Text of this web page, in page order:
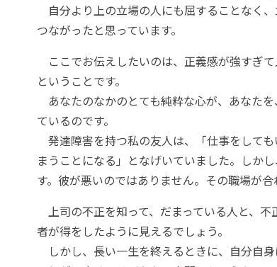
自分より上の立場の人にも屈することなく
つながったと思っています。
ここでお伝えしたいのは、正義感が強すぎ
ということです。
あなたのなかのとても純粋な心が、あなた
ているのです。
発達障害を持つ私の友人は、「仕事をして
まうことになる」となげいていました。しか
す。彼が悪いのではありません。その職場が合
上司の不正を知って、だまっている人と、
者が得をしたように見えるでしょう。
しかし、長い一生を終えるときに、自分自